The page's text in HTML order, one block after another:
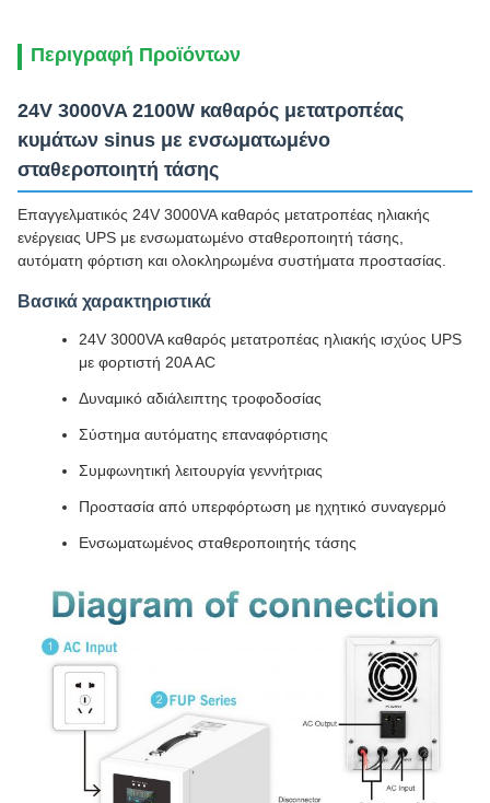
Περιγραφή Προϊόντων
24V 3000VA 2100W καθαρός μετατροπέας
κυμάτων sinus με ενσωματωμένο
σταθεροποιητή τάσης
Επαγγελματικός 24V 3000VA καθαρός μετατροπέας ηλιακής
ενέργειας UPS με ενσωματωμένο σταθεροποιητή τάσης,
αυτόματη φόρτιση και ολοκληρωμένα συστήματα προστασίας.
Βασικά χαρακτηριστικά
24V 3000VA καθαρός μετατροπέας ηλιακής ισχύος UPS
με φορτιστή 20A AC
Δυναμικό αδιάλειπτης τροφοδοσίας
Σύστημα αυτόματης επαναφόρτισης
Συμφωνητική λειτουργία γεννήτριας
Προστασία από υπερφόρτωση με ηχητικό συναγερμό
Ενσωματωμένος σταθεροποιητής τάσης